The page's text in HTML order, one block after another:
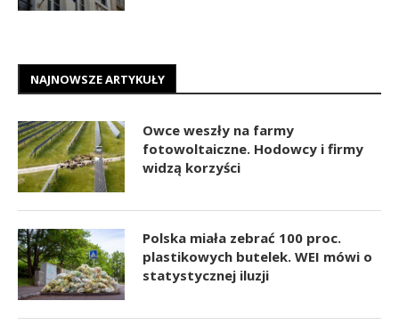
NAJNOWSZE ARTYKUŁY
Owce weszły na farmy
fotowoltaiczne. Hodowcy i firmy
widzą korzyści
Polska miała zebrać 100 proc.
plastikowych butelek. WEI mówi o
statystycznej iluzji